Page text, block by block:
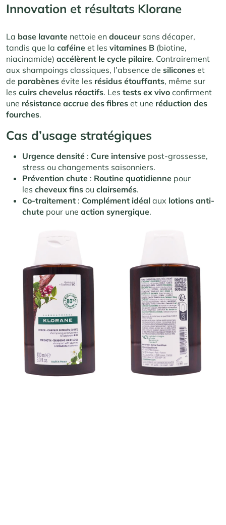
Innovation et résultats Klorane
La base lavante nettoie en douceursans décaper,
tandis que la caféine et les vitamines B (biotine,
niacinamide) accélèrent le cycle pilaire. Contrairement
aux shampoings classiques, l’absence de silicones et
de parabènes évite les résidus étouffants, même sur
les cuirs chevelus réactifs. Les tests ex vivo confirment
une résistance accrue des fibres et une réduction des
fourches.
Cas d’usage stratégiques
Urgence densité : Cure intensive post-grossesse,
stress ou changements saisonniers.
Prévention chute : Routine quotidienne pour
les cheveux fins ou clairsemés.
Co-traitement : Complément idéal aux lotions anti-
chute pour une action synergique.